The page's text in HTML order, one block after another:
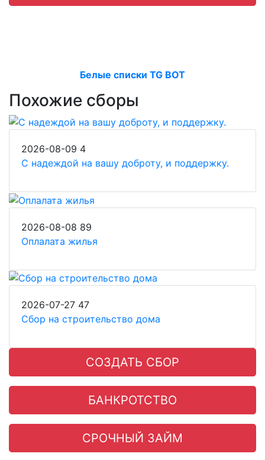
Белые списки TG BOT
Похожие сборы
2026-08-09 4
С надеждой на вашу доброту, и поддержку.
2026-08-08 89
Оплалата жилья
2026-07-27 47
Сбор на строительство дома
СОЗДАТЬ СБОР
БАНКРОТСТВО
СРОЧНЫЙ ЗАЙМ